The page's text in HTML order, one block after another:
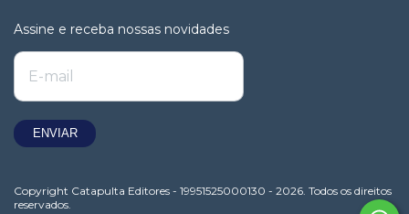
Assine e receba nossas novidades
Copyright Catapulta Editores - 19951525000130 - 2026. Todos os direitos
reservados.